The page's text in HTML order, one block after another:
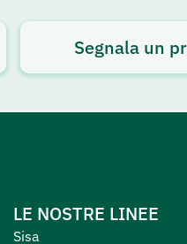
Segnala un
LE NOSTRE LINEE
Sisa